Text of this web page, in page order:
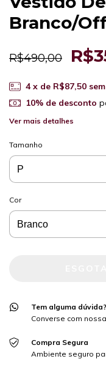
Branco/
R$490,00
4 x de R$87,50
10% de desconto
Ver mais detalhes
Tamanho
Cor
Tem alguma dúvida?
Converse com
Compra Segura
Ambiente seguro